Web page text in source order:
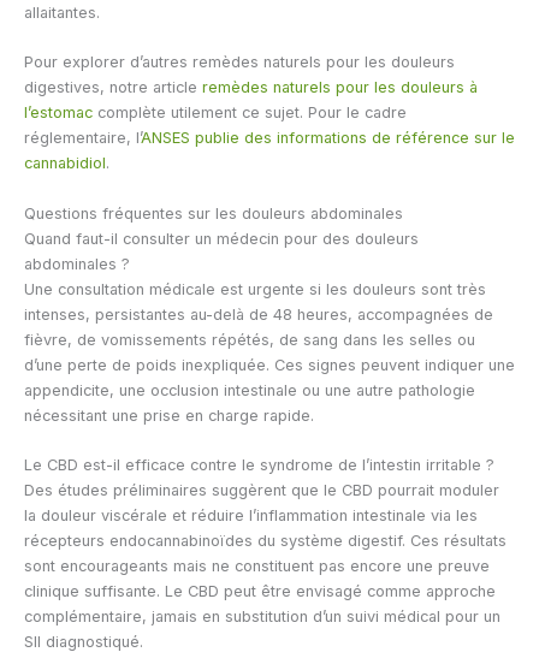
allaitantes.
Pour explorer d’autres remèdes naturels pour les douleurs
digestives, notre article remèdes naturels pour les douleurs à
l’estomac complète utilement ce sujet. Pour le cadre
réglementaire, l’ANSES publie des informations de référence sur le
cannabidiol.
Questions fréquentes sur les douleurs abdominales
Quand faut-il consulter un médecin pour des douleurs
abdominales ?
Une consultation médicale est urgente si les douleurs sont très
intenses, persistantes au-delà de 48 heures, accompagnées de
fièvre, de vomissements répétés, de sang dans les selles ou
d’une perte de poids inexpliquée. Ces signes peuvent indiquer une
appendicite, une occlusion intestinale ou une autre pathologie
nécessitant une prise en charge rapide.
Le CBD est-il efficace contre le syndrome de l’intestin irritable ?
Des études préliminaires suggèrent que le CBD pourrait moduler
la douleur viscérale et réduire l’inflammation intestinale via les
récepteurs endocannabinoïdes du système digestif. Ces résultats
sont encourageants mais ne constituent pas encore une preuve
clinique suffisante. Le CBD peut être envisagé comme approche
complémentaire, jamais en substitution d’un suivi médical pour un
SII diagnostiqué.